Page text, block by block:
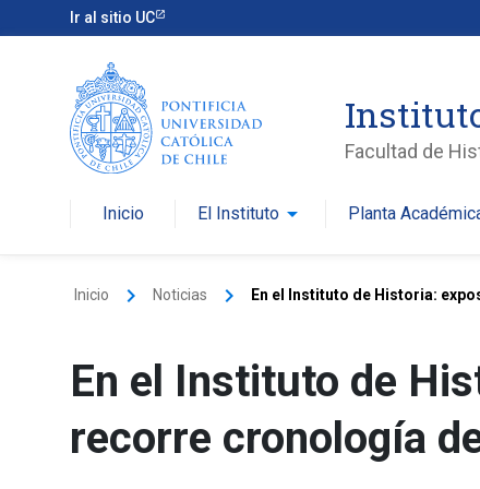
Ir al sitio UC
Facultad de
Inicio El Institutoarrow_drop_down Planta
Inicio keyboard_arrow_right Noticias keyboard_arrow_right En el Instituto de Historia:
En el Instituto de
recorre cronología